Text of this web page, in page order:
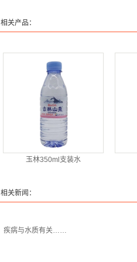
相关产品：
玉林350ml支装水
相关新闻：
疾病与水质有关……